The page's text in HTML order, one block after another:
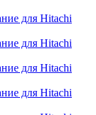
для Hitachi
для Hitachi
для Hitachi
для Hitachi